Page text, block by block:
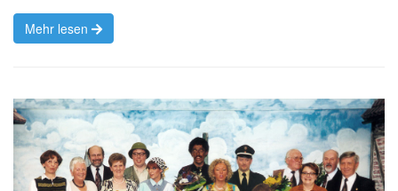
Mehr lesen